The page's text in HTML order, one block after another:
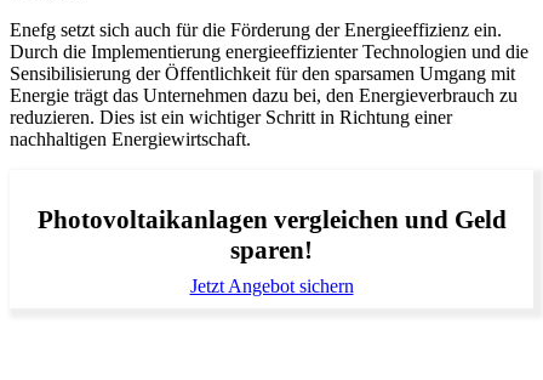
Enefg setzt sich auch für die Förderung der Energieeffizienz ein.
Durch die Implementierung energieeffizienter Technologien und die
Sensibilisierung der Öffentlichkeit für den sparsamen Umgang mit
Energie trägt das Unternehmen dazu bei, den Energieverbrauch zu
reduzieren. Dies ist ein wichtiger Schritt in Richtung einer
nachhaltigen Energiewirtschaft.
Photovoltaikanlagen vergleichen und Geld
sparen!
Jetzt Angebot sichern